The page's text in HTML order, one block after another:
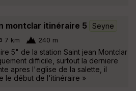
montclar itinéraire 5 Seyne
7 km 240 m
5" de la station Saint jean Montclar
difficile, surtout la derniere
apres l'eglise de la salette, il
le début de l'itinéraire »